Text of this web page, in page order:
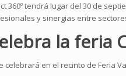
360º tendrá lugar del 30 de
y sinergias entre
la feria
celebrará en el recinto de Feria